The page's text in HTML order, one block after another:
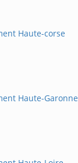
Haute-corse
Haute-Garonne